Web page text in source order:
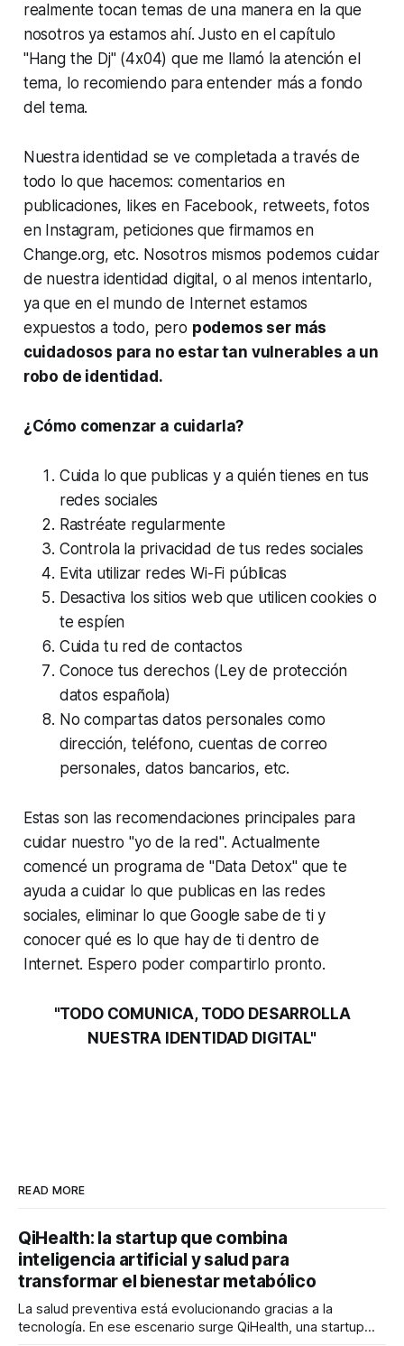
realmente tocan temas de una manera en la que
nosotros ya estamos ahí. Justo en el capítulo
"Hang the Dj" (4x04) que me llamó la atención el
tema, lo recomiendo para entender más a fondo
del tema.
Nuestra identidad se ve completada a través de
todo lo que hacemos: comentarios en
publicaciones, likes en Facebook, retweets, fotos
en Instagram, peticiones que firmamos en
Change.org, etc. Nosotros mismos podemos cuidar
de nuestra identidad digital, o al menos intentarlo,
ya que en el mundo de Internet estamos
expuestos a todo, pero podemos ser más
cuidadosos para no estar tan vulnerables a un
robo de identidad.
¿Cómo comenzar a cuidarla?
Cuida lo que publicas y a quién tienes en tus
redes sociales
Rastréate regularmente
Controla la privacidad de tus redes sociales
Evita utilizar redes Wi-Fi públicas
Desactiva los sitios web que utilicen cookies o
te espíen
Cuida tu red de contactos
Conoce tus derechos (Ley de protección
datos española)
No compartas datos personales como
dirección, teléfono, cuentas de correo
personales, datos bancarios, etc.
Estas son las recomendaciones principales para
cuidar nuestro "yo de la red". Actualmente
comencé un programa de "Data Detox" que te
ayuda a cuidar lo que publicas en las redes
sociales, eliminar lo que Google sabe de ti y
conocer qué es lo que hay de ti dentro de
Internet. Espero poder compartirlo pronto.
"TODO COMUNICA, TODO DESARROLLA
NUESTRA IDENTIDAD DIGITAL"
READ MORE
QiHealth: la startup que combina
inteligencia artificial y salud para
transformar el bienestar metabólico
La salud preventiva está evolucionando gracias a la
tecnología. En ese escenario surge QiHealth, una startup